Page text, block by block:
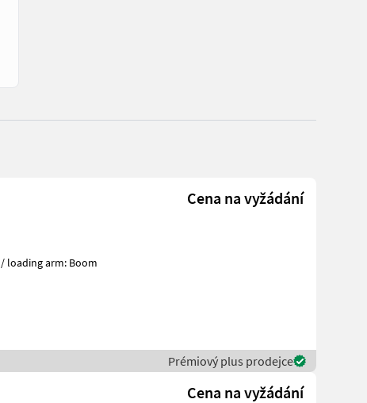
Cena na vyžádání
Prémiový plus prodejce
Cena na vyžádání